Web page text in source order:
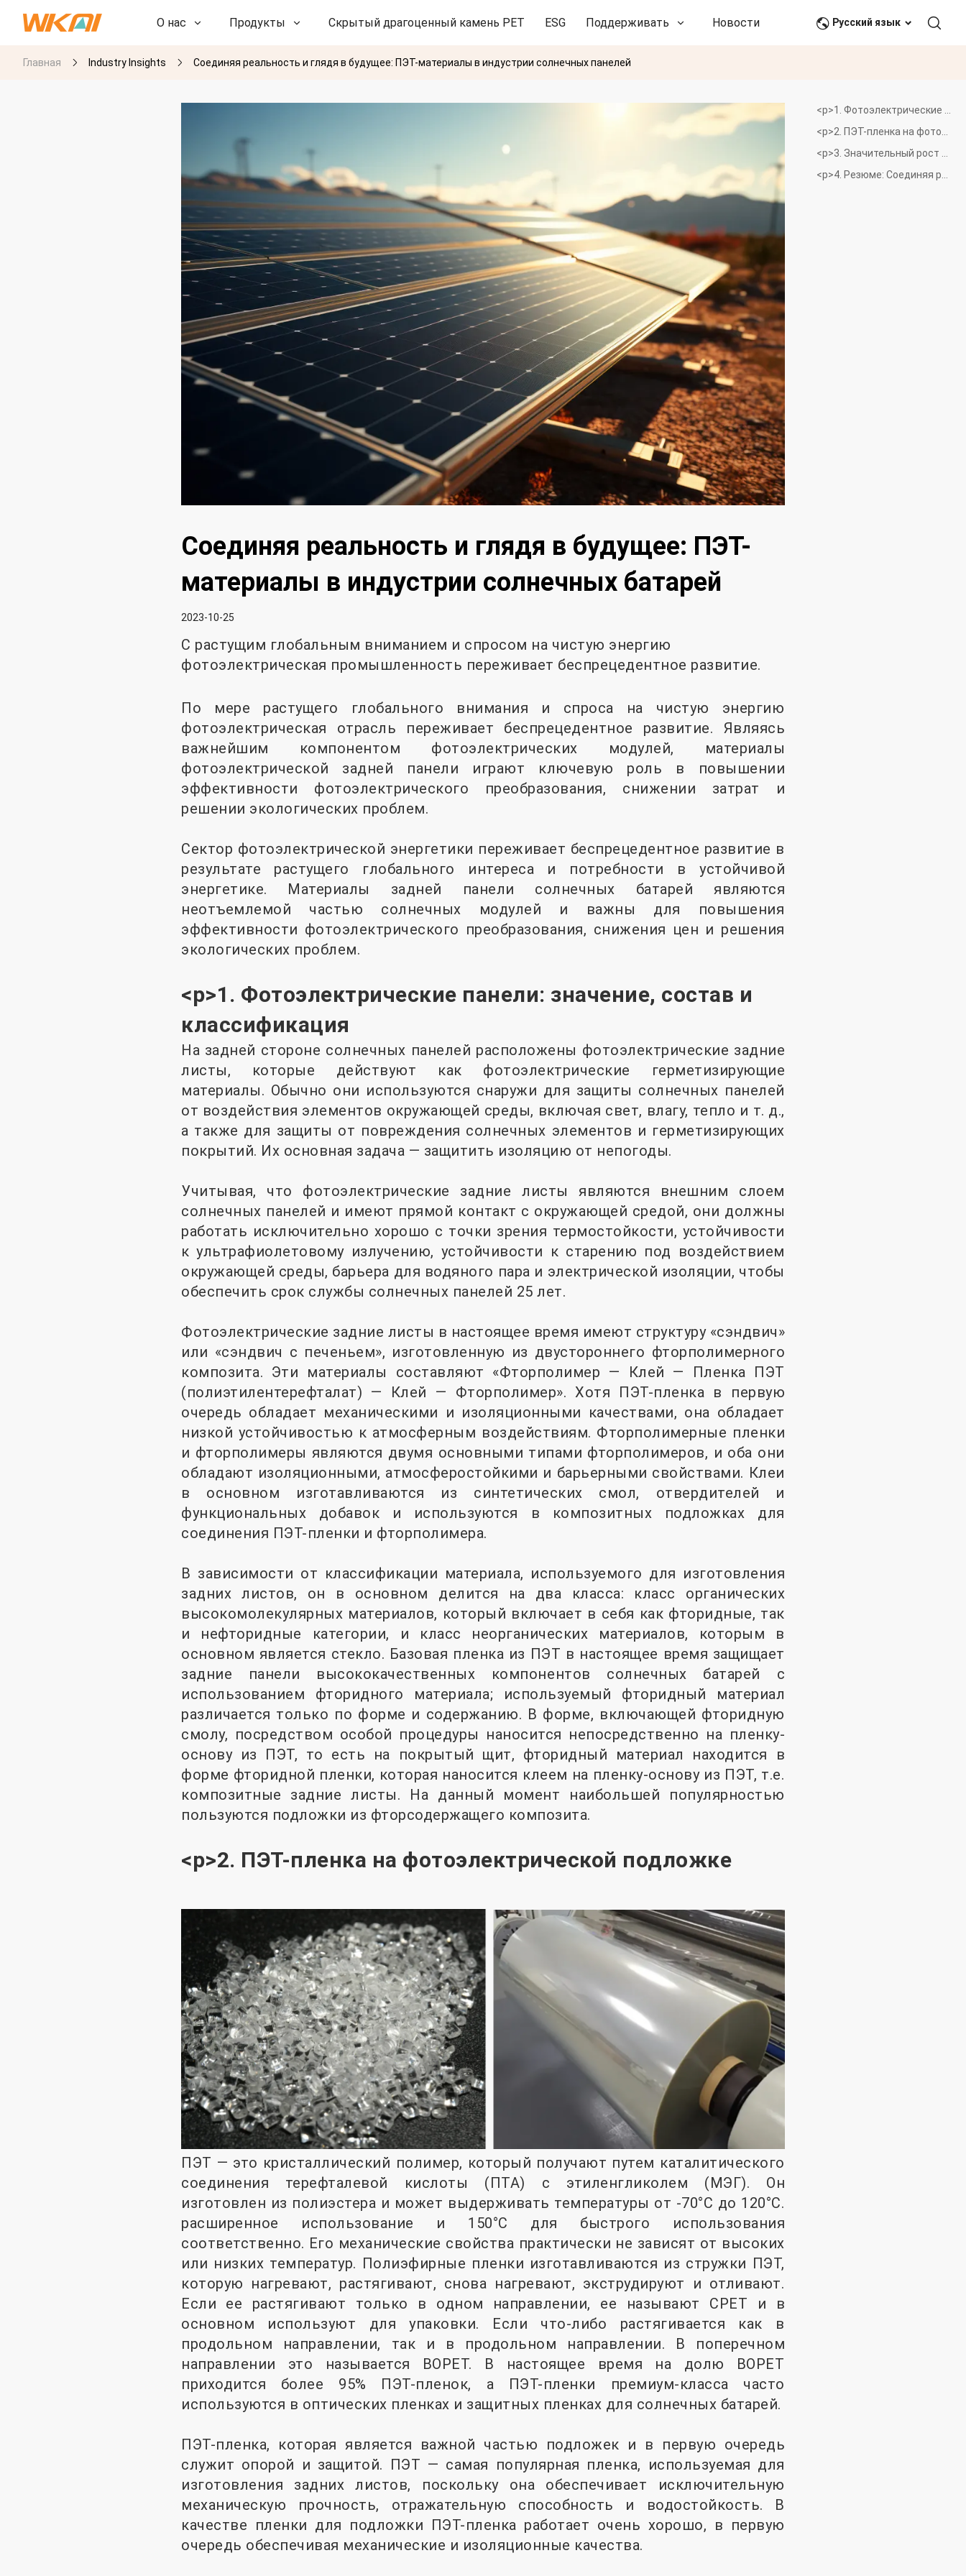
О нас Продукты Скрытый драгоценный камень PET ESG Поддерживать Новости и события Связаться с нами
НИОКР
Русский язык
Главная Industry Insights Соединяя реальность и глядя в будущее: ПЭТ-материалы в индустрии солнечных панелей
Соединяя реальность и глядя в будущее: ПЭТ-
материалы в индустрии солнечных батарей
2023-10-25
С растущим глобальным вниманием и спросом на чистую энергию
фотоэлектрическая промышленность переживает беспрецедентное развитие.
По мере растущего глобального внимания и спроса на чистую энергию
фотоэлектрическая отрасль переживает беспрецедентное развитие. Являясь
важнейшим компонентом фотоэлектрических модулей, материалы
фотоэлектрической задней панели играют ключевую роль в повышении
эффективности фотоэлектрического преобразования, снижении затрат и
решении экологических проблем.
Сектор фотоэлектрической энергетики переживает беспрецедентное развитие в
результате растущего глобального интереса и потребности в устойчивой
энергетике. Материалы задней панели солнечных батарей являются
неотъемлемой частью солнечных модулей и важны для повышения
эффективности фотоэлектрического преобразования, снижения цен и решения
экологических проблем.
<р>1. Фотоэлектрические панели: значение, состав и
классификация
На задней стороне солнечных панелей расположены фотоэлектрические задние
листы, которые действуют как фотоэлектрические герметизирующие
материалы. Обычно они используются снаружи для защиты солнечных панелей
от воздействия элементов окружающей среды, включая свет, влагу, тепло и т. д.,
а также для защиты от повреждения солнечных элементов и герметизирующих
покрытий. Их основная задача — защитить изоляцию от непогоды.
Учитывая, что фотоэлектрические задние листы являются внешним слоем
солнечных панелей и имеют прямой контакт с окружающей средой, они должны
работать исключительно хорошо с точки зрения термостойкости, устойчивости
к ультрафиолетовому излучению, устойчивости к старению под воздействием
окружающей среды, барьера для водяного пара и электрической изоляции, чтобы
обеспечить срок службы солнечных панелей 25 лет.
Фотоэлектрические задние листы в настоящее время имеют структуру «сэндвич»
или «сэндвич с печеньем», изготовленную из двустороннего фторполимерного
композита. Эти материалы составляют «Фторполимер — Клей — Пленка ПЭТ
(полиэтилентерефталат) — Клей — Фторполимер». Хотя ПЭТ-пленка в первую
очередь обладает механическими и изоляционными качествами, она обладает
низкой устойчивостью к атмосферным воздействиям. Фторполимерные пленки
и фторполимеры являются двумя основными типами фторполимеров, и оба они
обладают изоляционными, атмосферостойкими и барьерными свойствами. Клеи
в основном изготавливаются из синтетических смол, отвердителей и
функциональных добавок и используются в композитных подложках для
соединения ПЭТ-пленки и фторполимера.
В зависимости от классификации материала, используемого для изготовления
задних листов, он в основном делится на два класса: класс органических
высокомолекулярных материалов, который включает в себя как фторидные, так
и нефторидные категории, и класс неорганических материалов, которым в
основном является стекло. Базовая пленка из ПЭТ в настоящее время защищает
задние панели высококачественных компонентов солнечных батарей с
использованием фторидного материала; используемый фторидный материал
различается только по форме и содержанию. В форме, включающей фторидную
смолу, посредством особой процедуры наносится непосредственно на пленку-
основу из ПЭТ, то есть на покрытый щит, фторидный материал находится в
форме фторидной пленки, которая наносится клеем на пленку-основу из ПЭТ, т.е.
композитные задние листы. На данный момент наибольшей популярностью
пользуются подложки из фторсодержащего композита.
<р>2. ПЭТ-пленка на фотоэлектрической подложке
ПЭТ — это кристаллический полимер, который получают путем каталитического
соединения терефталевой кислоты (ПТА) с этиленгликолем (МЭГ). Он
изготовлен из полиэстера и может выдерживать температуры от -70°C до 120°C.
расширенное использование и 150°C для быстрого использования
соответственно. Его механические свойства практически не зависят от высоких
или низких температур. Полиэфирные пленки изготавливаются из стружки ПЭТ,
которую нагревают, растягивают, снова нагревают, экструдируют и отливают.
Если ее растягивают только в одном направлении, ее называют CPET и в
основном используют для упаковки. Если что-либо растягивается как в
продольном направлении, так и в продольном направлении. В поперечном
направлении это называется BOPET. В настоящее время на долю BOPET
приходится более 95% ПЭТ-пленок, а ПЭТ-пленки премиум-класса часто
используются в оптических пленках и защитных пленках для солнечных батарей.
ПЭТ-пленка, которая является важной частью подложек и в первую очередь
служит опорой и защитой. ПЭТ — самая популярная пленка, используемая для
изготовления задних листов, поскольку она обеспечивает исключительную
механическую прочность, отражательную способность и водостойкость. В
качестве пленки для подложки ПЭТ-пленка работает очень хорошо, в первую
очередь обеспечивая механические и изоляционные качества.